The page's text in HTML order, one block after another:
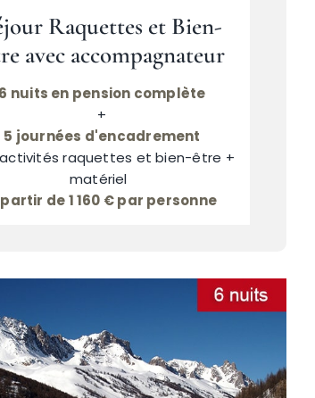
Raquettes et Bien-
avec accompagnateur
6 nuits en pension complète
+
5 journées d'encadrement
raquettes et bien-être +
matériel
de 1 160 € par personne